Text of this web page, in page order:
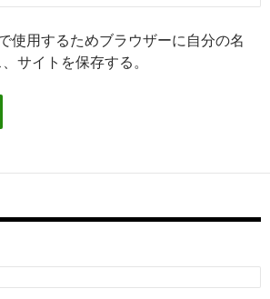
使用するためブラウザーに自分の名
サイトを保存する。